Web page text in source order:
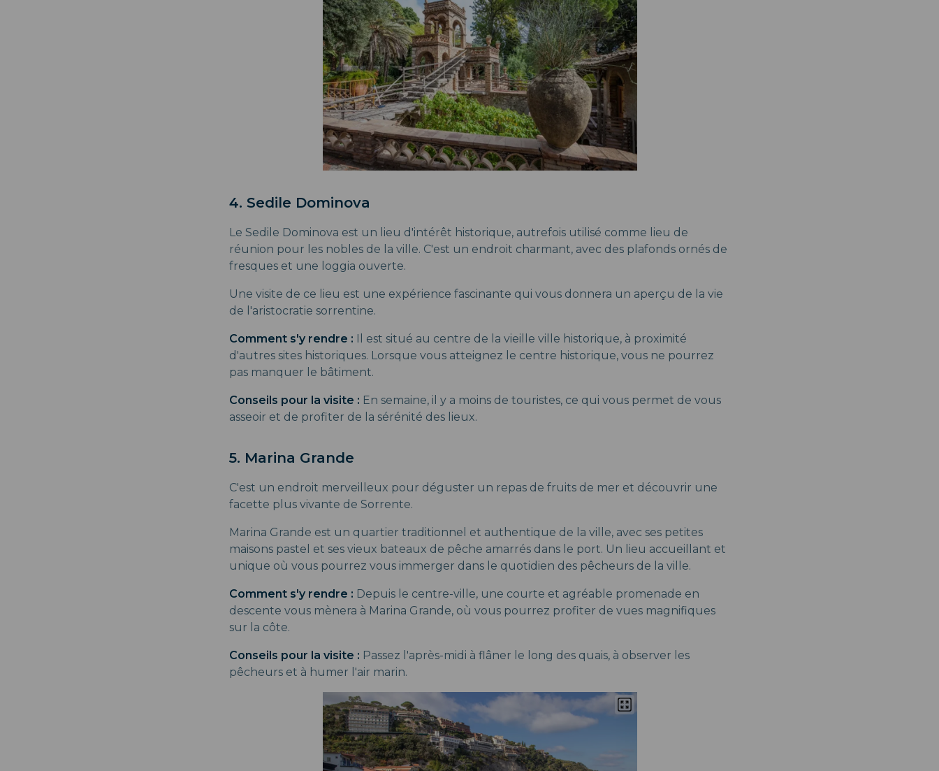
4. Sedile Dominova
Le Sedile Dominova est un lieu d'intérêt historique, autrefois utilisé comme lieu de
réunion pour les nobles de la ville. C'est un endroit charmant, avec des plafonds ornés de
fresques et une loggia ouverte.
Une visite de ce lieu est une expérience fascinante qui vous donnera un aperçu de la vie
de l'aristocratie sorrentine.
Comment s'y rendre : Il est situé au centre de la vieille ville historique, à proximité
d'autres sites historiques. Lorsque vous atteignez le centre historique, vous ne pourrez
pas manquer le bâtiment.
Conseils pour la visite : En semaine, il y a moins de touristes, ce qui vous permet de vous
asseoir et de profiter de la sérénité des lieux.
5. Marina Grande
C'est un endroit merveilleux pour déguster un repas de fruits de mer et découvrir une
facette plus vivante de Sorrente.
Marina Grande est un quartier traditionnel et authentique de la ville, avec ses petites
maisons pastel et ses vieux bateaux de pêche amarrés dans le port. Un lieu accueillant et
unique où vous pourrez vous immerger dans le quotidien des pêcheurs de la ville.
Comment s'y rendre : Depuis le centre-ville, une courte et agréable promenade en
descente vous mènera à Marina Grande, où vous pourrez profiter de vues magnifiques
sur la côte.
Conseils pour la visite : Passez l'après-midi à flâner le long des quais, à observer les
pêcheurs et à humer l'air marin.